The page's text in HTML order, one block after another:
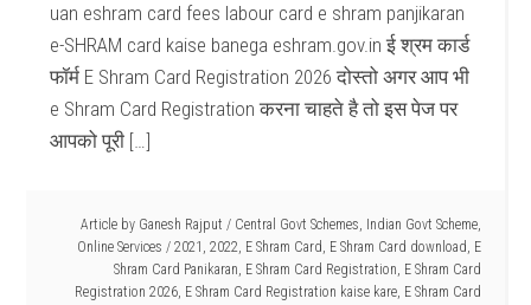
uan eshram card fees labour card e shram panjikaran
e-SHRAM card kaise banega eshram.gov.in ई श्रम कार्ड
फॉर्म E Shram Card Registration 2026 दोस्तो अगर आप भी
e Shram Card Registration करना चाहते है तो इस पेज पर
आपको पूरी […]
Article by Ganesh Rajput / Central Govt Schemes, Indian Govt Scheme,
Online Services / 2021 , 2022, E Shram Card, E Shram Card download, E
Shram Card Panikaran, E Shram Card Registration, E Shram Card
Registration 2026, E Shram Card Registration kaise kare, E Shram Card